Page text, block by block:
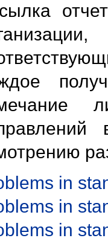
in
in
in